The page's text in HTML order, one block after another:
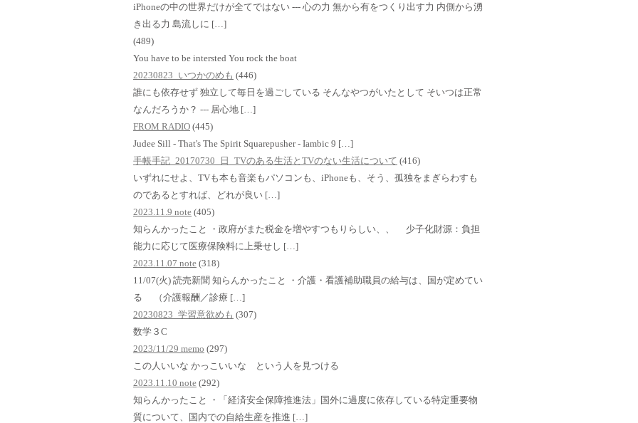
iPhoneの中の世界だけが全てではない --- 心の力 無から有をつくり出す力 内側から湧
き出る力 島流しに […]
(489)
You have to be intersted You rock the boat
20230823_いつかのめも (446)
誰にも依存せず 独立して毎日を過ごしている そんなやつがいたとして そいつは正常
なんだろうか？ --- 居心地 […]
FROM RADIO (445)
Judee Sill - That's The Spirit Squarepusher - Iambic 9 […]
手帳手記_20170730_日_TVのある生活とTVのない生活について (416)
いずれにせよ、TVも本も音楽もパソコンも、iPhoneも、そう、孤独をまぎらわすも
のであるとすれば、どれが良い […]
2023.11.9 note (405)
知らんかったこと ・政府がまた税金を増やすつもりらしい、、 少子化財源：負担
能力に応じて医療保険料に上乗せし […]
2023.11.07 note (318)
11/07(火) 読売新聞 知らんかったこと ・介護・看護補助職員の給与は、国が定めてい
る （介護報酬／診療 […]
20230823_学習意欲めも (307)
数学３C
2023/11/29 memo (297)
この人いいな かっこいいな という人を見つける
2023.11.10 note (292)
知らんかったこと ・「経済安全保障推進法」国外に過度に依存している特定重要物
質について、国内での自給生産を推進 […]